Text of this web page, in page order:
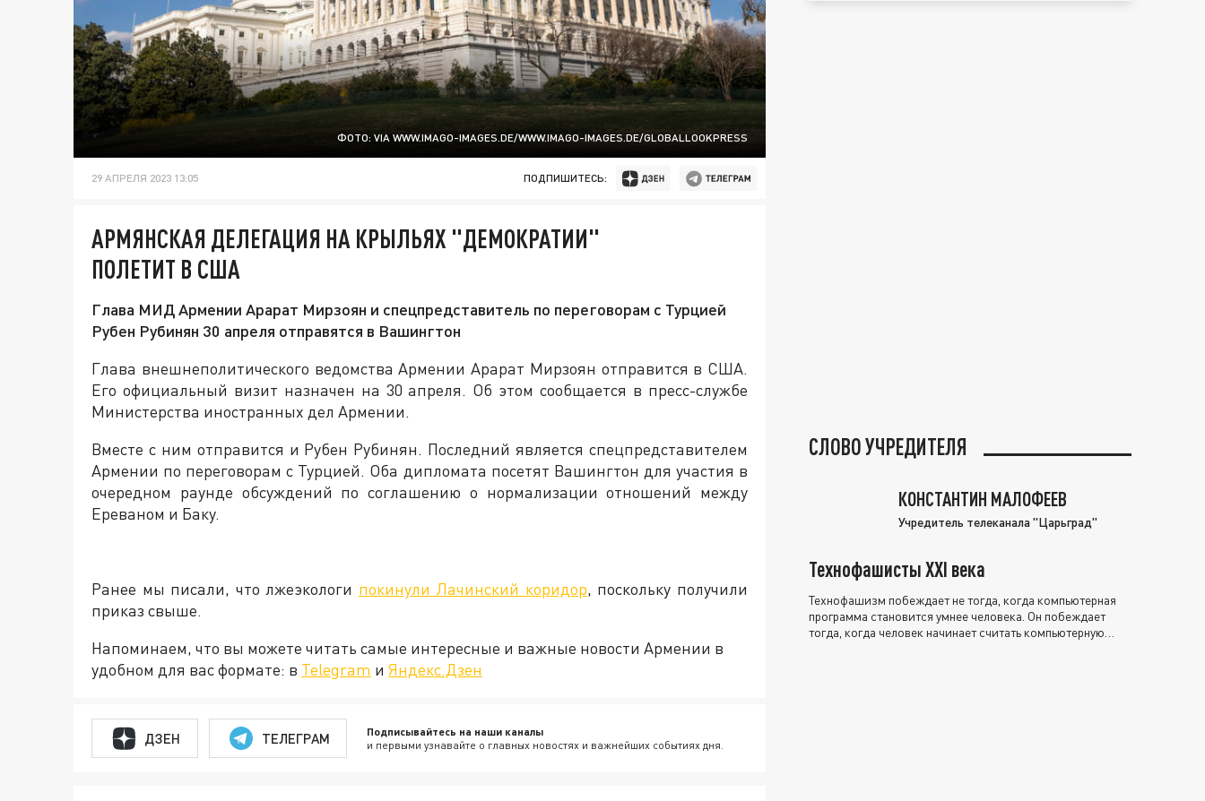
ФОТО: VIA WWW.IMAGO-IMAGES.DE/WWW.IMAGO-IMAGES.DE/GLOBALLOOKPRESS
29 АПРЕЛЯ 2023 13:05 ПОДПИШИТЕСЬ:
АРМЯНСКАЯ ДЕЛЕГАЦИЯ НА КРЫЛЬЯХ "ДЕМОКРАТИИ"
ПОЛЕТИТ В США
Глава МИД Армении Арарат Мирзоян и спецпредставитель по переговорам с Турцией
Рубен Рубинян 30 апреля отправятся в Вашингтон
Глава внешнеполитического ведомства Армении Арарат Мирзоян отправится в США.
Его официальный визит назначен на 30 апреля. Об этом сообщается в пресс-службе
Министерства иностранных дел Армении.
Вместе с ним отправится и Рубен Рубинян. Последний является спецпредставителем
Армении по переговорам с Турцией. Оба дипломата посетят Вашингтон для участия в
очередном раунде обсуждений по соглашению о нормализации отношений между
Ереваном и Баку.
Ранее мы писали, что лжеэкологи покинули Лачинский коридор, поскольку получили
приказ свыше.
Напоминаем, что вы можете читать самые интересные и важные новости Армении в
удобном для вас формате: в Telegram и Яндекс.Дзен
ДЗЕН ТЕЛЕГРАМ Подписывайтесь на наши каналы
и первыми узнавайте о главных новостях и важнейших событиях дня.
СЛОВО УЧРЕДИТЕЛЯ
КОНСТАНТИН МАЛОФЕЕВ
Учредитель телеканала "Царьград"
Технофашисты XXI века
Технофашизм побеждает не тогда, когда компьютерная
программа становится умнее человека. Он побеждает
тогда, когда человек начинает считать компьютерную